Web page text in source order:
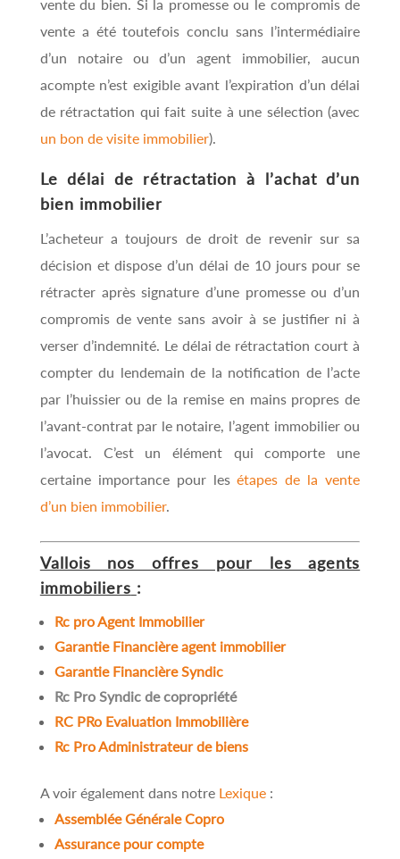
vente du bien. Si la promesse ou le compromis de
vente a été toutefois conclu sans l’intermédiaire
d’un notaire ou d’un agent immobilier, aucun
acompte n’est exigible avant l’expiration d’un délai
de rétractation qui fait suite à une sélection (avec
un bon de visite immobilier).
Le délai de rétractation à l’achat d’un
bien immobilier
L’acheteur a toujours de droit de revenir sur sa
décision et dispose d’un délai de 10 jours pour se
rétracter après signature d’une promesse ou d’un
compromis de vente sans avoir à se justifier ni à
verser d’indemnité. Le délai de rétractation court à
compter du lendemain de la notification de l’acte
par l’huissier ou de la remise en mains propres de
l’avant-contrat par le notaire, l’agent immobilier ou
l’avocat. C’est un élément qui comporte une
certaine importance pour lesétapes de la vente
d’un bien immobilier.
Vallois nos offres pour les agents
immobiliers :
Rc pro Agent Immobilier
Garantie Financière agent immobilier
Garantie Financière Syndic
Rc Pro Syndic de copropriété
RC PRo Evaluation Immobilière
Rc Pro Administrateur de biens
A voir également dans notre Lexique:
Assemblée Générale Copro
Assurance pour compte